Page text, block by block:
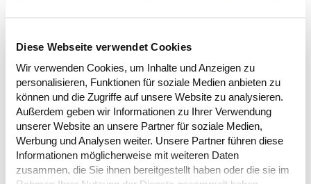
Diese Webseite verwendet Cookies
Wir verwenden Cookies, um Inhalte und Anzeigen zu
personalisieren, Funktionen für soziale Medien anbieten zu
können und die Zugriffe auf unsere Website zu analysieren.
Außerdem geben wir Informationen zu Ihrer Verwendung
unserer Website an unsere Partner für soziale Medien,
Werbung und Analysen weiter. Unsere Partner führen diese
Informationen möglicherweise mit weiteren Daten
zusammen, die Sie ihnen bereitgestellt haben oder die sie im